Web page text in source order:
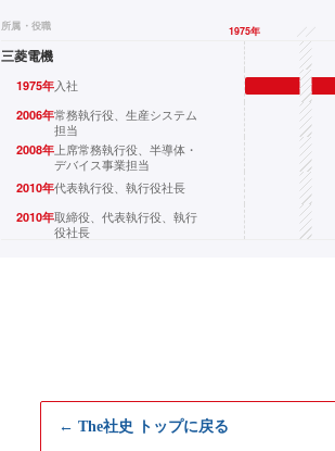
所属・役職 1975年
三菱電機
1975年 入社
2006年常務執行役、生産システム
担当
2008年 上席常務執行役、半導体・
デバイス事業担当
2010年代表執行役、執行役社長
2010年取締役、代表執行役、執行
役社長
← The社史 トップに戻る